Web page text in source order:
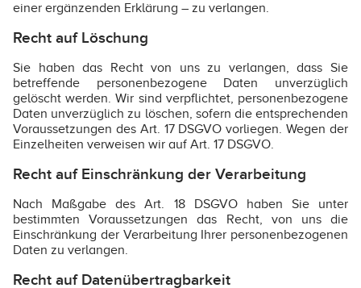
einer ergänzenden Erklärung – zu verlangen.
Recht auf Löschung
Sie haben das Recht von uns zu verlangen, dass Sie
betreffende personenbezogene Daten unverzüglich
gelöscht werden. Wir sind verpflichtet, personenbezogene
Daten unverzüglich zu löschen, sofern die entsprechenden
Voraussetzungen des Art. 17 DSGVO vorliegen. Wegen der
Einzelheiten verweisen wir auf Art. 17 DSGVO.
Recht auf Einschränkung der Verarbeitung
Nach Maßgabe des Art. 18 DSGVO haben Sie unter
bestimmten Voraussetzungen das Recht, von uns die
Einschränkung der Verarbeitung Ihrer personenbezogenen
Daten zu verlangen.
Recht auf Datenübertragbarkeit